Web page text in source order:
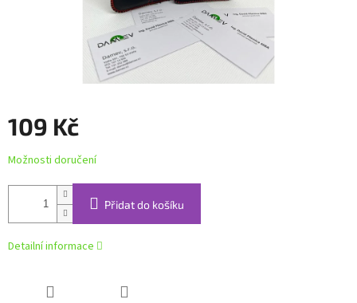
109 Kč
Měrná
cena:
Možnosti doručení
Přidat do košíku
Detailní informace